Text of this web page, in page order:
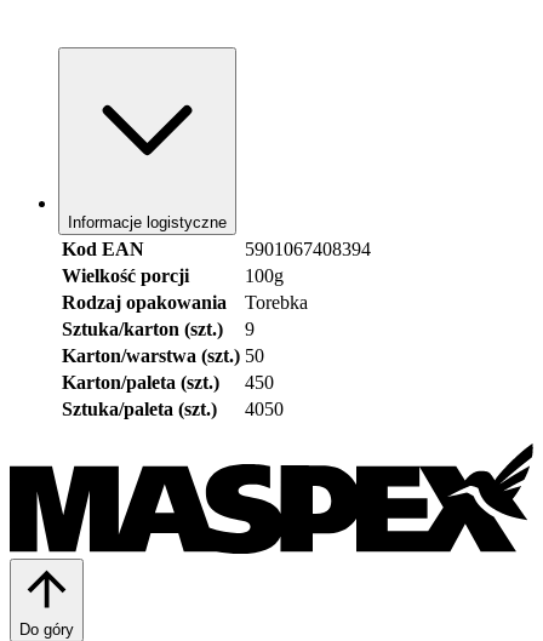
Informacje logistyczne
Kod EAN
5901067408394
Wielkość porcji
100g
Rodzaj opakowania
Torebka
Sztuka/karton (szt.)
9
Karton/warstwa (szt.) 50
Karton/paleta (szt.)
450
Sztuka/paleta (szt.)
4050
Do góry